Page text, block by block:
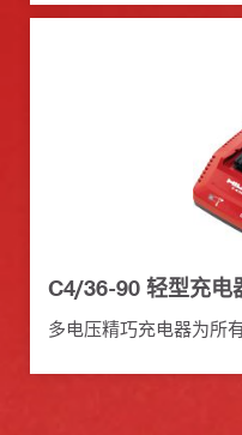
C4/36-90 轻型充电
多电压精巧充电器为所